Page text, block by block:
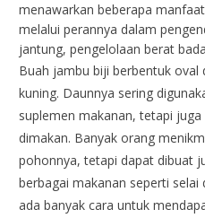
menawarkan beberapa
melalui perannya dalam
jantung, pengelolaan berat
Buah jambu biji berbentuk
kuning. Daunnya sering
suplemen makanan, tetapi
dimakan. Banyak orang
pohonnya, tetapi dapat dibuat
berbagai makanan seperti
ada banyak cara untuk